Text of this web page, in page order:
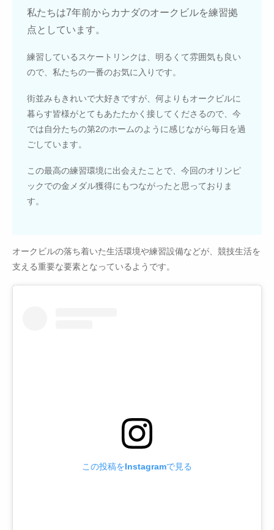
私たちは7年前からカナダのオークビルを練習拠
点としています。
練習しているスケートリンクは、明るくて雰囲気も良い
ので、私たちの一番のお気に入りです。
街並みもきれいで大好きですが、何よりもオークビルに
暮らす皆様がとてもあたたかく接してくださるので、今
では自分たちの第2のホームのように感じながら毎日を過
ごしています。
この最高の練習環境に出会えたことで、今回のオリンピ
ックでの金メダル獲得にもつながったと思っておりま
す。
オークビルの落ち着いた生活環境や練習設備などが、競技生活を
支える重要な要素となっているようです。
この投稿をInstagramで見る